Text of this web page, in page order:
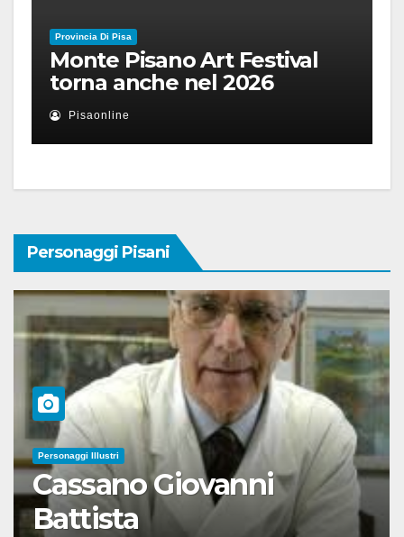
Provincia Di Pisa
Monte Pisano Art Festival
torna anche nel 2026
Pisaonline
Personaggi Pisani
Personaggi Illustri
Cassano Giovanni
Battista